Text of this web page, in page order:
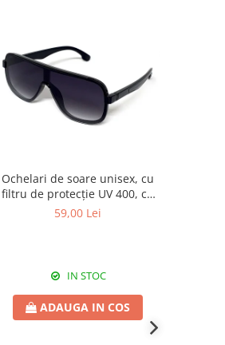
Ochelari de soare unisex, cu
filtru de protecție UV 400, cu
toc cadou, OSX03
59,00 Lei
IN STOC
ADAUGA IN COS